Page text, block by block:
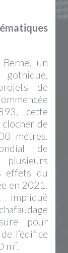
un
gothique,
de
cette
de
mètres.
de
effets du
en 2021.
impliqué
pour
l’édifice
m².